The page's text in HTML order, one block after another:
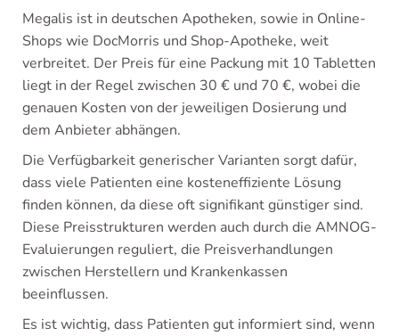
Megalis ist in deutschen Apotheken, sowie in Online-
Shops wie DocMorris und Shop-Apotheke, weit
verbreitet. Der Preis für eine Packung mit 10 Tabletten
liegt in der Regel zwischen 30 € und 70 €, wobei die
genauen Kosten von der jeweiligen Dosierung und
dem Anbieter abhängen.
Die Verfügbarkeit generischer Varianten sorgt dafür,
dass viele Patienten eine kosteneffiziente Lösung
finden können, da diese oft signifikant günstiger sind.
Diese Preisstrukturen werden auch durch die AMNOG-
Evaluierungen reguliert, die Preisverhandlungen
zwischen Herstellern und Krankenkassen
beeinflussen.
Es ist wichtig, dass Patienten gut informiert sind, wenn